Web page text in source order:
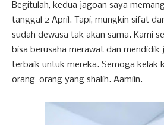
Begitulah, kedua jagoan saya
tanggal 2 April. Tapi, mungkin sifat
sudah dewasa tak akan sama. Kami
bisa berusaha merawat dan mendidik
terbaik untuk mereka. Semoga kelak
orang-orang yang shalih. Aamiin.